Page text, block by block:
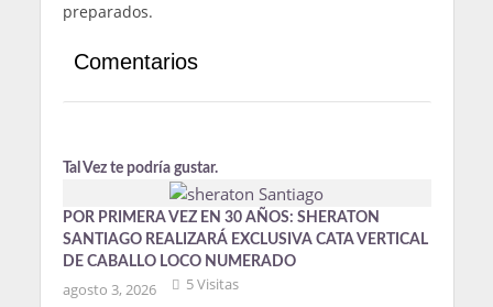
preparados.
Comentarios
Tal Vez te podría gustar.
POR PRIMERA VEZ EN 30 AÑOS: SHERATON
SANTIAGO REALIZARÁ EXCLUSIVA CATA VERTICAL
DE CABALLO LOCO NUMERADO
agosto 3, 2026 5 Visitas